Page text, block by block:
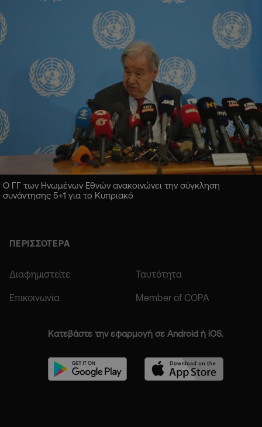
Ο ΓΓ των Ηνωμένων Εθνών ανακοινώνει την σύγκληση
συνάντησης 5+1 για το Κυπριακό
ΠΕΡΙΣΣΟΤΕΡΑ
Διαφημιστείτε Ταυτότητα
Επικοινωνία Member of COPA
Κατεβάστε την εφαρμογή σε Android ή iOS.